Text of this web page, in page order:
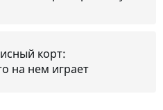
корт:
на нем играет